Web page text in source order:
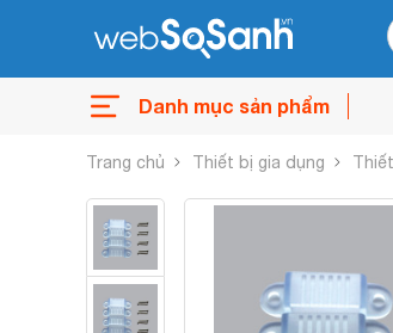
Danh mục sản phẩm
Trang chủ Thiết bị gia dụng